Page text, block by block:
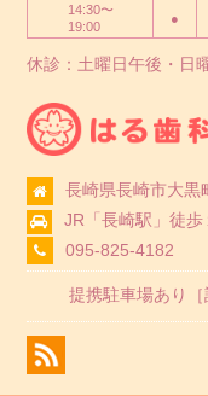
14:30〜
19:00
●
休診：土曜日午後・日
長崎県長崎市大黒
JR「長崎駅」徒歩
095-825-4182
提携駐車場あり［